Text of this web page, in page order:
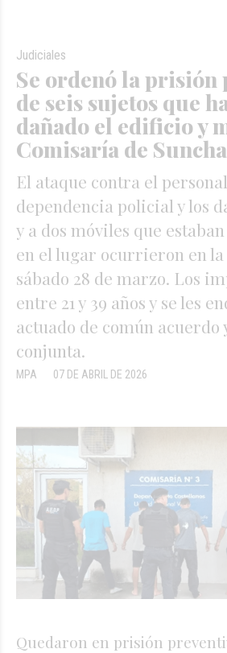
Se ordenó la prisión
de seis sujetos que
dañado el edificio y
Comisaría de
El ataque contra el
dependencia policial y los
y a dos móviles que
en el lugar ocurrieron en
sábado 28 de marzo. Los
entre 21 y 39 años y se les
actuado de común acuerdo
conjunta.
Judiciales
07 DE ABRIL DE 2026
MPA
Quedaron en prisión